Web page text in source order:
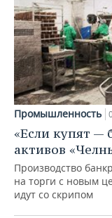
Промышленность
«Если купят —
активов
Производство
на торги с новым
идут со скрипом